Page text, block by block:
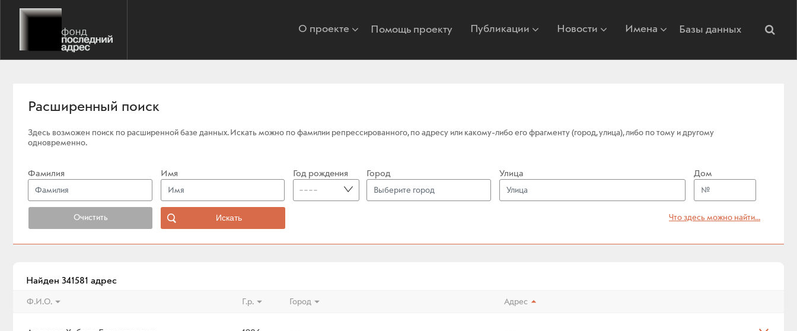
О проекте Помощь проекту Публикации Новости Имена Базы данных
Расширенный поиск
Здесь возможен поиск по расширенной базе данных. Искать можно по фамилии репрессированного, по адресу или какому-либо его фрагменту (город, улица), либо по тому и другому
одновременно.
Фамилия Имя Год рождения
----
Город Улица Дом
Очистить Что здесь можно найти...
Найден 341581 адрес
Ф.И.О. Г.р. Город Адрес